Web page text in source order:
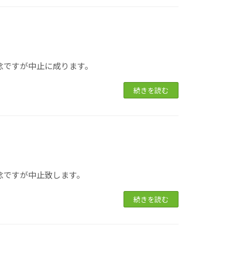
すが中止に成ります。
続きを読む
すが中止致します。
続きを読む